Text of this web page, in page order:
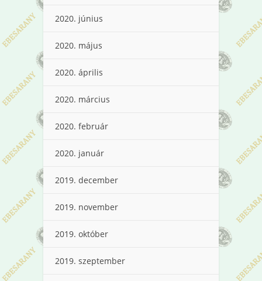
2020. június
2020. május
2020. április
2020. március
2020. február
2020. január
2019. december
2019. november
2019. október
2019. szeptember